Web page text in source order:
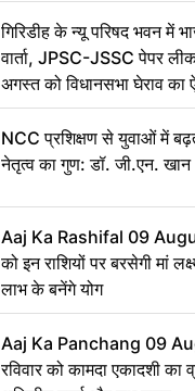
गिरिडीह के न्यू परिषद भवन में
वार्ता, JPSC-JSSC पेपर
अगस्त को विधानसभा घेराव का
NCC प्रशिक्षण से युवाओं में
नेतृत्व का गुण: डॉ. जी.एन. खान
Aaj Ka Rashifal 09
को इन राशियों पर बरसेगी मां
लाभ के बनेंगे योग
Aaj Ka Panchang 09
रविवार को कामदा एकादशी का